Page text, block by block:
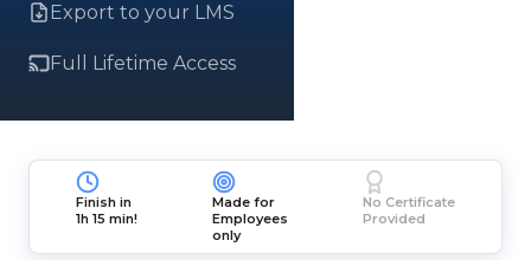
Export to your LMS
Full Lifetime Access
Finish in
1h 15 min!
Made for
Employees
only
No Certificate
Provided